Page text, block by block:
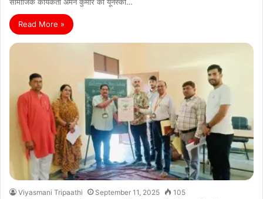
Read More »
Viyasmani Tripaathi September 11, 2025 105